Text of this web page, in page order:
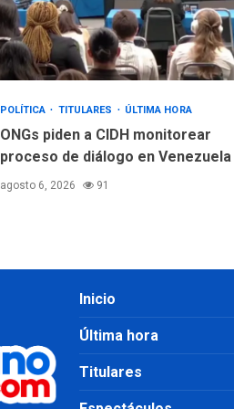
POLÍTICA TITULARES ÚLTIMA HORA
ONGs piden a CIDH monitorear
proceso de diálogo en Venezuela
agosto 6, 2026 91
Inicio
Última hora
Titulares